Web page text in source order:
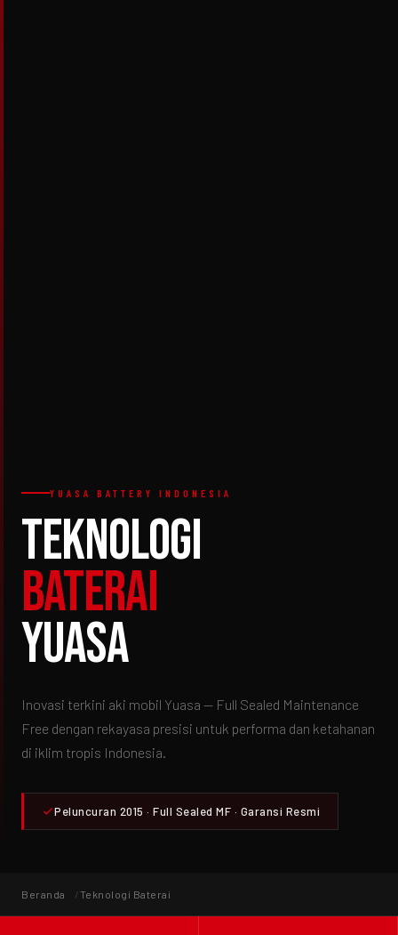
YUASA BATTERY INDONESIA
Teknologi
Baterai
Yuasa
Inovasi terkini aki mobil Yuasa — Full Sealed Maintenance
Free dengan rekayasa presisi untuk performa dan ketahanan
di iklim tropis Indonesia.
Peluncuran 2015 · Full Sealed MF · Garansi Resmi
Beranda Teknologi Baterai